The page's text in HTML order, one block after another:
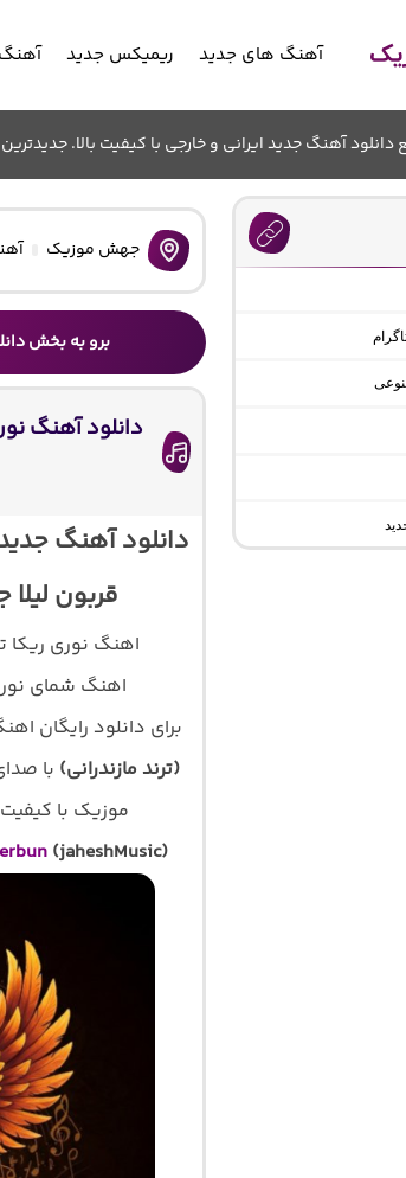
آهنگ های جدید ریمیکس جدید
آهنگ جدید ایرانی و خارجی با کیفیت بالا.
جهش موزیک
برو به بخش
دانلود آهنگ
دانلود آهنگ
قربون
اهنگ نوری
اهنگ شمای
برای دانلود رایگان
(ترند مازندرانی) با
موزیک با کیفیت اصلی
(jaheshMusic)